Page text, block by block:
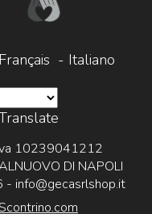
Français - Italiano
10239041212
DI NAPOLI
- info@gecasrlshop.it
Scontrino.com